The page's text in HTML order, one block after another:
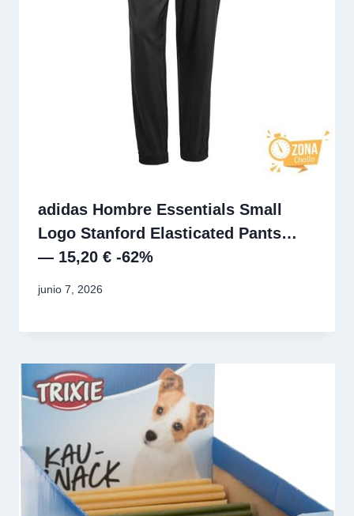
adidas Hombre Essentials Small
Logo Stanford Elasticated Pants…
— 15,20 € -62%
junio 7, 2026